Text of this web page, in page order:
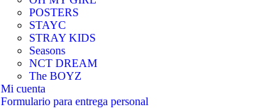
POSTERS
STAYC
STRAY KIDS
Seasons
NCT DREAM
The BOYZ
Mi cuenta
Formulario para entrega personal